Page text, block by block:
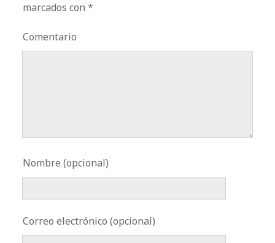
marcados con*
Comentario
Nombre (opcional)
Correo electrónico (opcional)